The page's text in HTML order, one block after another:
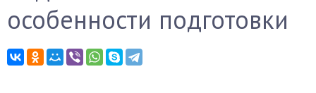
особенности подготовки